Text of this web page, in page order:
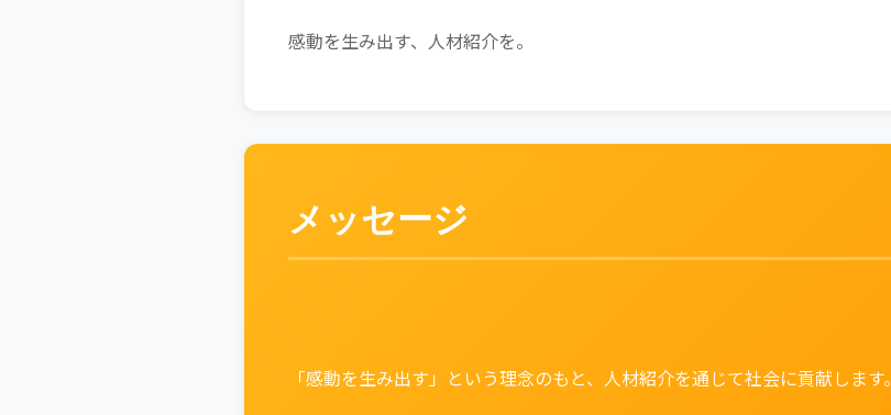
感動を生み出す、人材紹介を。
メッセージ
「感動を生み出す」という理念のもと、人材紹介を通じて社会に貢献します。